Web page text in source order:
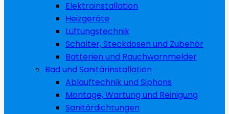
Elektroinstallation
Heizgeräte
Lüftungstechnik
Schalter, Steckdosen und Zubehör
Batterien und Rauchwarnmelder
Bad und Sanitärinstallation
Ablauftechnik und Siphons
Montage, Wartung und Reinigung
Sanitärdichtungen